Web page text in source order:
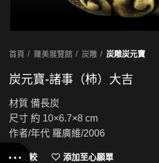
首頁 羅美展覽館 炭雕 炭雕炭元寶
炭元寶-諸事（柿）大吉
材質 備長炭
尺寸 約 10×6.7×8 cm
作者/年代 羅廣維/2006
比較 添加至心願單